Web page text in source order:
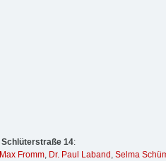
Schlüterstraße 14:
Max Fromm, Dr. Paul Laband , Selma